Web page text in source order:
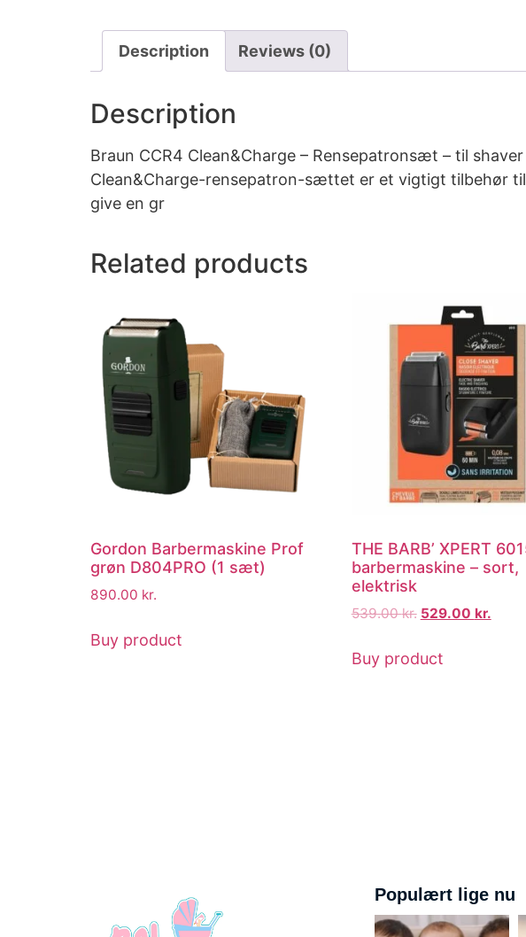
Description Reviews (0)
Description
Braun CCR4 Clean&Charge – Rensepatronsæt – til
Clean&Charge-rensepatron-sættet er et vigtigt tilbehør
give en gr
Related products
Gordon Barbermaskine Prof
grøn D804PRO (1 sæt)
890.00 kr.
Buy product
THE BARB’ XPERT
barbermaskine – sort,
elektrisk
539.00kr. 529.00 kr.
Buy product
Populært lige nu